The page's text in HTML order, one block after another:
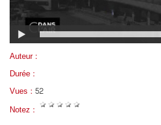
Auteur :
Durée :
Vues : 52
Notez :